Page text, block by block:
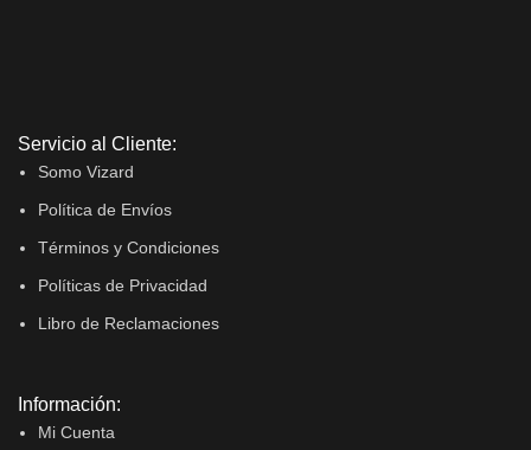
Servicio al Cliente:
Somo Vizard
Política de Envíos
Términos y Condiciones
Políticas de Privacidad
Libro de Reclamaciones
Información:
Mi Cuenta